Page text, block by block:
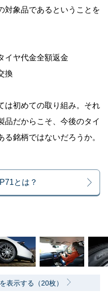
対象品であるということを
イヤ代金全額返金
換
は初めての取り組み。それ
品だからこそ、今後のタイ
銘柄ではないだろうか。
とは？
表示する（20枚）